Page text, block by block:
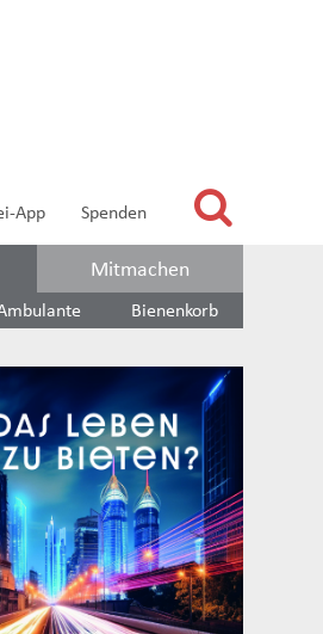
App Spenden
Mitmachen
Bienenkorb